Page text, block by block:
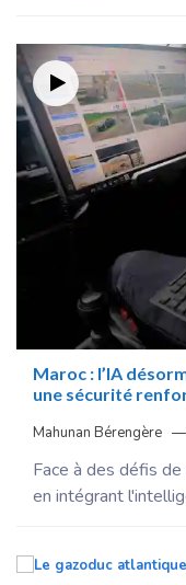
Maroc : l’IA
une sécurité
Mahunan Bérengère
Face à des défis
en intégrant